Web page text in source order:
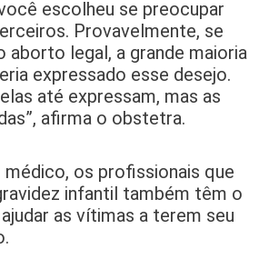
escolheu se preocupar
Provavelmente, se
legal, a grande maioria
expressado esse desejo.
até expressam, mas as
afirma o obstetra.
os profissionais que
infantil também têm o
as vítimas a terem seu